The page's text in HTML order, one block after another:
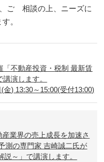
ご゙相談の上、ニーズに
。
「不動産投資・税制 最新賃
演します。
金) 13:30～15:00(受付13:00)
業界の売上成長を加速さ
測の専門家 吉崎誠二氏が
～」で講演します。